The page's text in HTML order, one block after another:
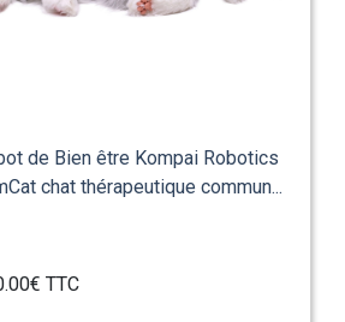
de Bien être Kompai Robotics
chat thérapeutique commun...
TTC